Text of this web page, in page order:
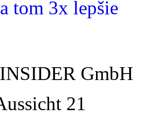
GmbH
21